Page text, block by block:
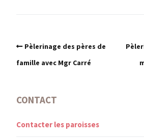
Pèlerinage des pères de
famille avec Mgr Carré
CONTACT
Contacter les paroisses